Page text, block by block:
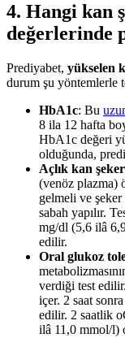
4. Hangi kan
değerlerinde
Prediyabet, yükselen
durum şu yöntemlerle
HbA1c: Bu
8 ila 12 hafta
HbA1c değeri
olduğunda,
Açlık kan
(venöz plazma)
gelmeli ve
sabah yapılır.
mg/dl (5,6 ilâ
edilir.
Oral glukoz
verdiği test
içer. 2 saat
edilir. 2 saatlik
ilâ 11,0 mmol/l)